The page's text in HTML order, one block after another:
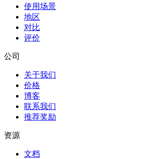
使用场景
地区
对比
评价
公司
关于我们
价格
博客
联系我们
推荐奖励
资源
文档